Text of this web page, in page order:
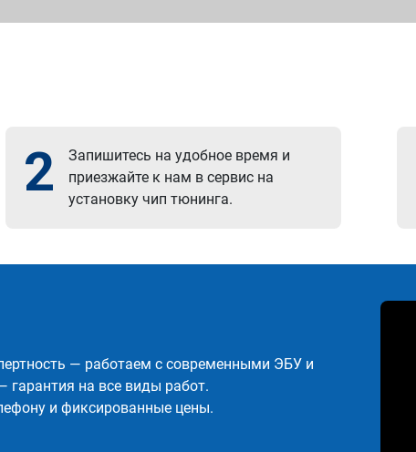
2
Запишитесь на удобное время и
приезжайте к нам в сервис на
установку чип тюнинга.
— работаем с современными ЭБУ и
гарантия на все виды работ.
и фиксированные цены.